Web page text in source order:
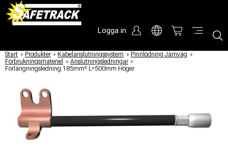
Logga in
Start / Produkter / Kabelanslutningssystem / Pinnlödning Järnväg /
Förbrukningsmateriel
/ Anslutningsledningar /
Förlängningsledning 185mm² L=500mm Höger